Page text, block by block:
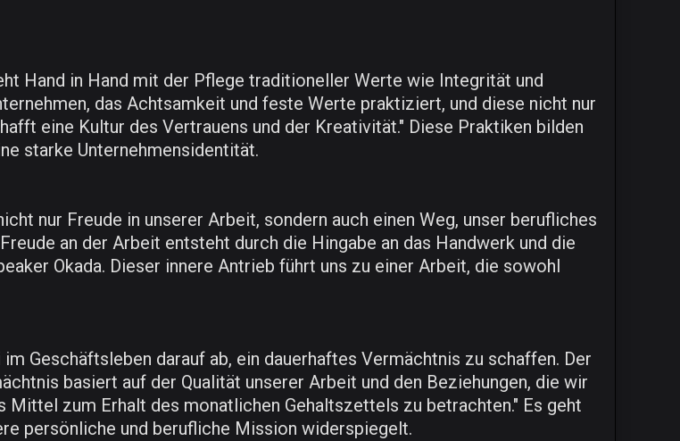
Hand in Hand mit der Pflege traditioneller Werte wie Integrität und
das Achtsamkeit und feste Werte praktiziert, und diese nicht nur
eine Kultur des Vertrauens und der Kreativität." Diese Praktiken bilden
starke Unternehmensidentität.
nur Freude in unserer Arbeit, sondern auch einen Weg, unser berufliches
an der Arbeit entsteht durch die Hingabe an das Handwerk und die
Okada. Dieser innere Antrieb führt uns zu einer Arbeit, die sowohl
Geschäftsleben darauf ab, ein dauerhaftes Vermächtnis zu schaffen. Der
basiert auf der Qualität unserer Arbeit und den Beziehungen, die wir
Mittel zum Erhalt des monatlichen Gehaltszettels zu betrachten." Es geht
persönliche und berufliche Mission widerspiegelt.